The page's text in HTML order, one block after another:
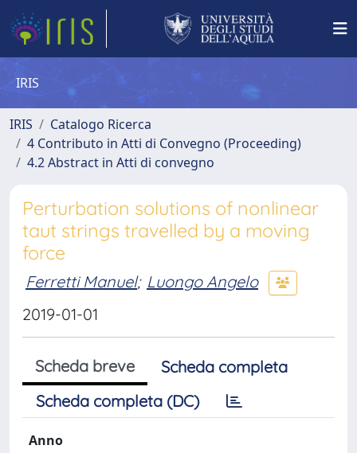
IRIS
IRIS
Catalogo Ricerca
4 Contributo in Atti di Convegno (Proceeding)
4.2 Abstract in Atti di convegno
Perturbation solutions of nonlinear
taut strings travelled by a moving
force
Ferretti Manuel; Luongo Angelo
2019-01-01
Scheda breve
Scheda completa
Scheda completa (DC)
Anno